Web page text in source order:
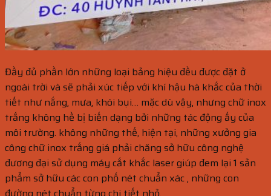
Đầy đủ phần lớn những loại bảng hiệu đều được đặt ở
ngoài trời và sẽ phải xúc tiếp với khí hậu hà khắc của thời
tiết như nắng, mưa, khói bụi… mặc dù vậy, nhưng chữ inox
trắng không hề bị biến dạng bởi những tác động ấy của
môi trường. không những thế, hiện tại, những xưởng gia
công chữ inox trắng giá phải chăng sở hữu công nghệ
đương đại sử dụng máy cắt khắc laser giúp đem lại 1 sản
phẩm sở hữu các con phố nét chuẩn xác , những con